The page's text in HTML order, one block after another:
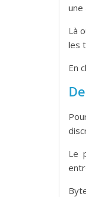
une
Là
les
En
Le